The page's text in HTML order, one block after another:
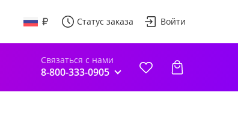
Статус заказа Войти
Связаться с нами
8-800-333-0905